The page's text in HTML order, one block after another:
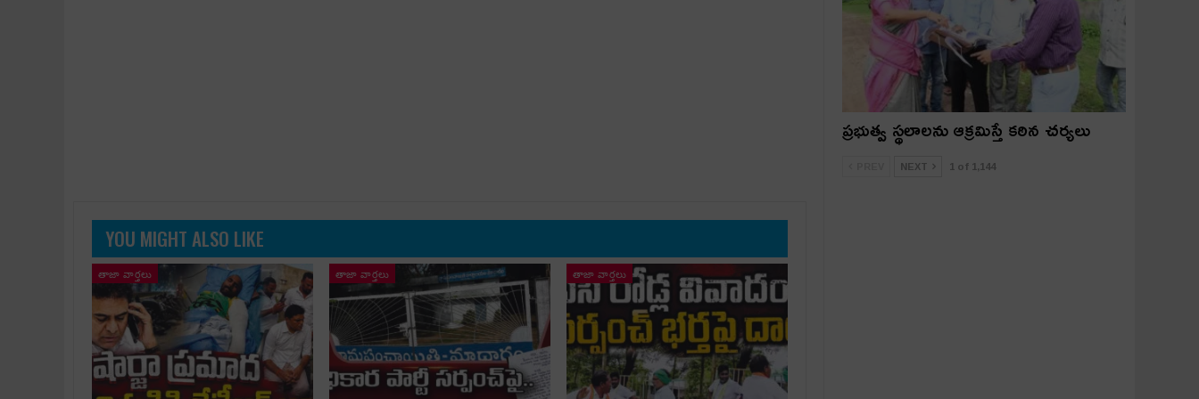
YOU MIGHT ALSO LIKE
తాజా వార్తలు తాజా వార్తలు తాజా వార్తలు
ప్రభుత్వ స్థలాలను ఆక్రమిస్తే కఠిన చర్యలు
NEXT 1 of 1,144